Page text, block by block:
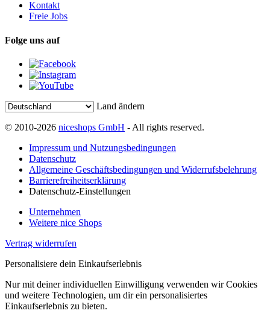
Kontakt
Freie Jobs
Folge uns auf
Land ändern
© 2010-2026 niceshops GmbH - All rights reserved.
Impressum und Nutzungsbedingungen
Datenschutz
Allgemeine Geschäftsbedingungen und Widerrufsbelehrung
Barrierefreiheitserklärung
Datenschutz-Einstellungen
Unternehmen
Weitere nice Shops
Vertrag widerrufen
Personalisiere dein Einkaufserlebnis
Nur mit deiner individuellen Einwilligung verwenden wir Cookies
und weitere Technologien, um dir ein personalisiertes
Einkaufserlebnis zu bieten.